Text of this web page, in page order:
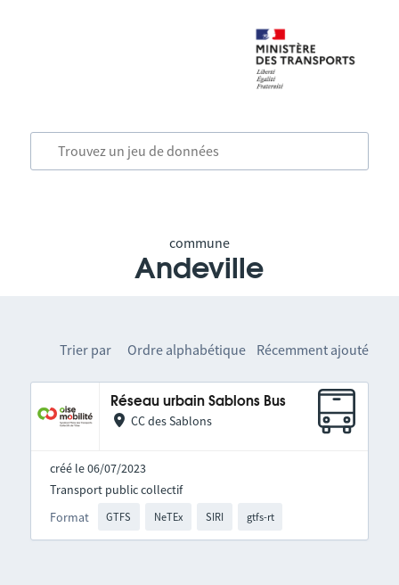
commune
Andeville
Trier par Ordre alphabétique Récemment ajouté
Réseau urbain Sablons Bus
CC des Sablons
créé le 06/07/2023
Format GTFS NeTEx SIRI gtfs-rt
Transport public collectif